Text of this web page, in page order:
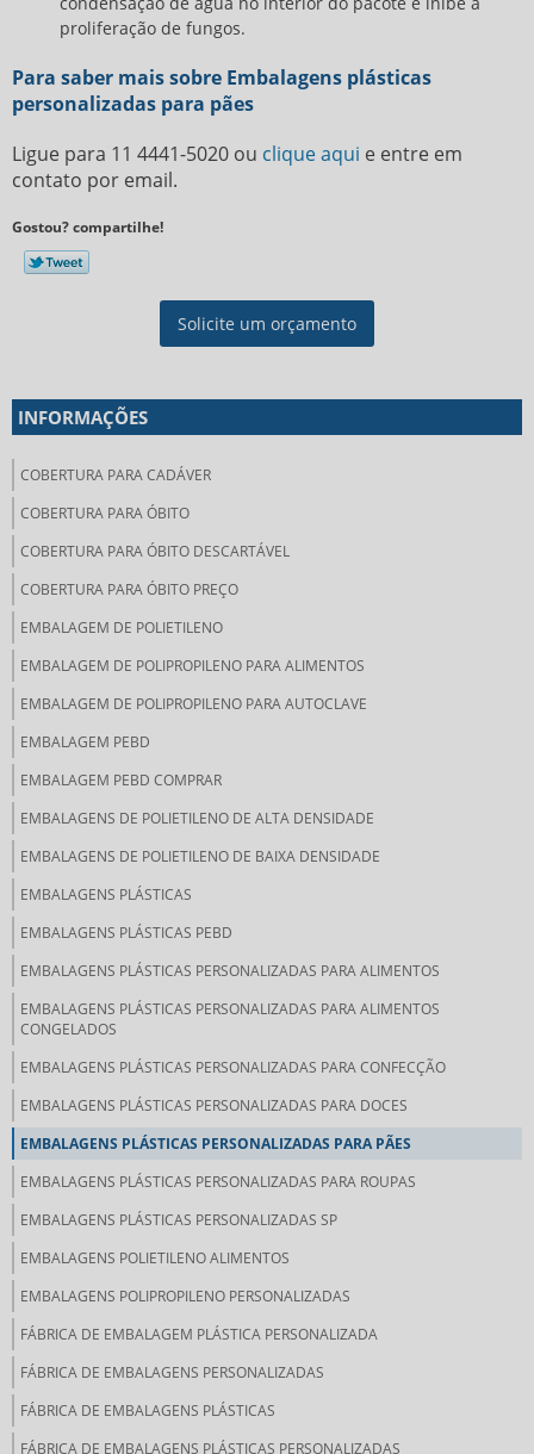
proliferação de fungos.
Para saber mais sobre Embalagens plásticas
personalizadas para pães
Ligue para 11 4441-5020 ou clique aqui e entre em
contato por email.
Gostou? compartilhe!
Solicite um orçamento
INFORMAÇÕES
COBERTURA PARA CADÁVER
COBERTURA PARA ÓBITO
COBERTURA PARA ÓBITO DESCARTÁVEL
COBERTURA PARA ÓBITO PREÇO
EMBALAGEM DE POLIETILENO
EMBALAGEM DE POLIPROPILENO PARA ALIMENTOS
EMBALAGEM DE POLIPROPILENO PARA AUTOCLAVE
EMBALAGEM PEBD
EMBALAGEM PEBD COMPRAR
EMBALAGENS DE POLIETILENO DE ALTA DENSIDADE
EMBALAGENS DE POLIETILENO DE BAIXA DENSIDADE
EMBALAGENS PLÁSTICAS
EMBALAGENS PLÁSTICAS PEBD
EMBALAGENS PLÁSTICAS PERSONALIZADAS PARA ALIMENTOS
EMBALAGENS PLÁSTICAS PERSONALIZADAS PARA ALIMENTOS
CONGELADOS
EMBALAGENS PLÁSTICAS PERSONALIZADAS PARA CONFECÇÃO
EMBALAGENS PLÁSTICAS PERSONALIZADAS PARA DOCES
EMBALAGENS PLÁSTICAS PERSONALIZADAS PARA PÃES
EMBALAGENS PLÁSTICAS PERSONALIZADAS PARA ROUPAS
EMBALAGENS PLÁSTICAS PERSONALIZADAS SP
EMBALAGENS POLIETILENO ALIMENTOS
EMBALAGENS POLIPROPILENO PERSONALIZADAS
FÁBRICA DE EMBALAGEM PLÁSTICA PERSONALIZADA
FÁBRICA DE EMBALAGENS PERSONALIZADAS
FÁBRICA DE EMBALAGENS PLÁSTICAS
FÁBRICA DE EMBALAGENS PLÁSTICAS PERSONALIZADAS